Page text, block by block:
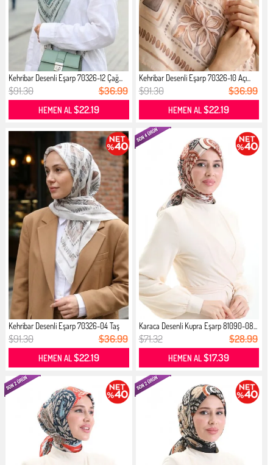
Kehribar Desenli Eşarp 70326-12 Çağ...
$91.30 $36.99
HEMEN AL$22.19
Kehribar Desenli Eşarp 70326-10 Açı...
$91.30 $36.99
HEMEN AL$22.19
Kehribar Desenli Eşarp 70326-04 Taş
$91.30 $36.99
HEMEN AL$22.19
Karaca Desenli Kupra Eşarp 81090-08...
$71.32 $28.99
HEMEN AL$17.39